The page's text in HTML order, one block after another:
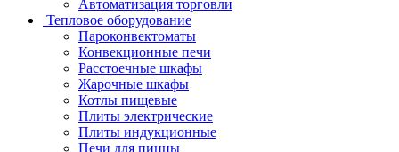
Автоматизация торговли
Тепловое оборудование
Пароконвектоматы
Конвекционные печи
Расстоечные шкафы
Жарочные шкафы
Котлы пищевые
Плиты электрические
Плиты индукционные
Печи для пиццы